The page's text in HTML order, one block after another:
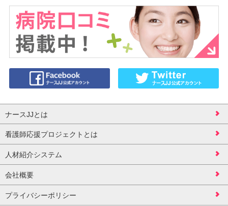
ナースJJとは
看護師応援プロジェクトとは
人材紹介システム
会社概要
プライバシーポリシー